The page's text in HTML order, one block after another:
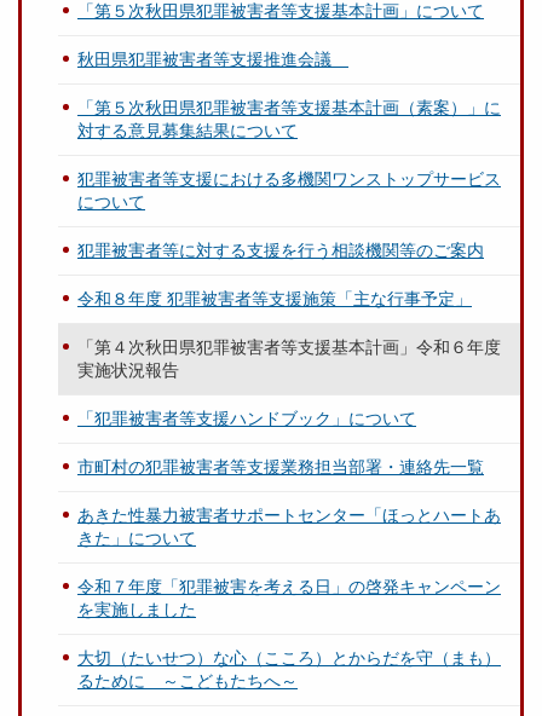
「第５次秋田県犯罪被害者等支援基本計画」について
秋田県犯罪被害者等支援推進会議
「第５次秋田県犯罪被害者等支援基本計画（素案）」に
対する意見募集結果について
犯罪被害者等支援における多機関ワンストップサービス
について
犯罪被害者等に対する支援を行う相談機関等のご案内
令和８年度 犯罪被害者等支援施策「主な行事予定」
「第４次秋田県犯罪被害者等支援基本計画」令和６年度
実施状況報告
「犯罪被害者等支援ハンドブック」について
市町村の犯罪被害者等支援業務担当部署・連絡先一覧
あきた性暴力被害者サポートセンター「ほっとハートあ
きた」について
令和７年度「犯罪被害を考える日」の啓発キャンペーン
を実施しました
大切（たいせつ）な心（こころ）とからだを守（まも）
るために ～こどもたちへ～